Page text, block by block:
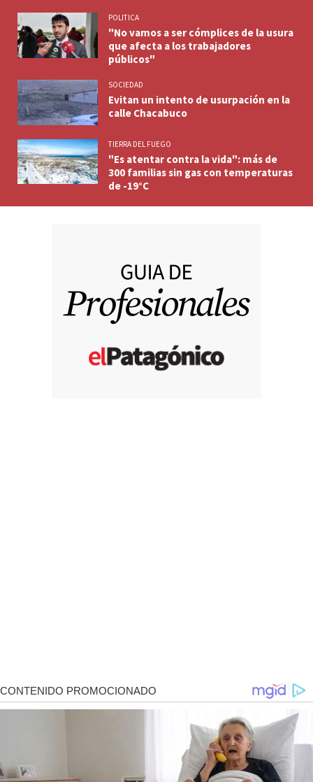
POLITICA
"No vamos a ser cómplices de la usura
que afecta a los trabajadores
públicos"
SOCIEDAD
Evitan un intento de usurpación en la
calle Chacabuco
TIERRA DEL FUEGO
"Es atentar contra la vida": más de
300 familias sin gas con temperaturas
de -19°C